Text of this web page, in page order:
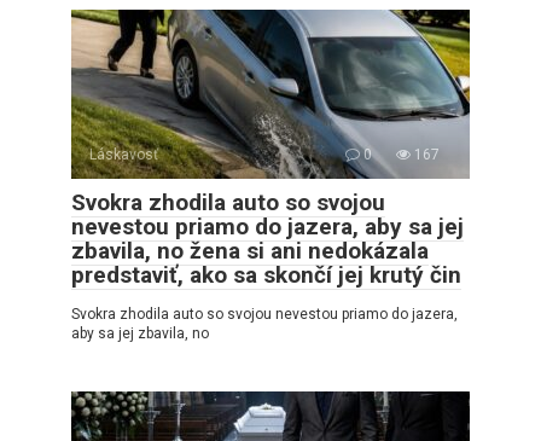
Láskavosť 0 167
Svokra zhodila auto so svojou
nevestou priamo do jazera, aby sa jej
zbavila, no žena si ani nedokázala
predstaviť, ako sa skončí jej krutý čin
Svokra zhodila auto so svojou nevestou priamo do jazera,
aby sa jej zbavila, no